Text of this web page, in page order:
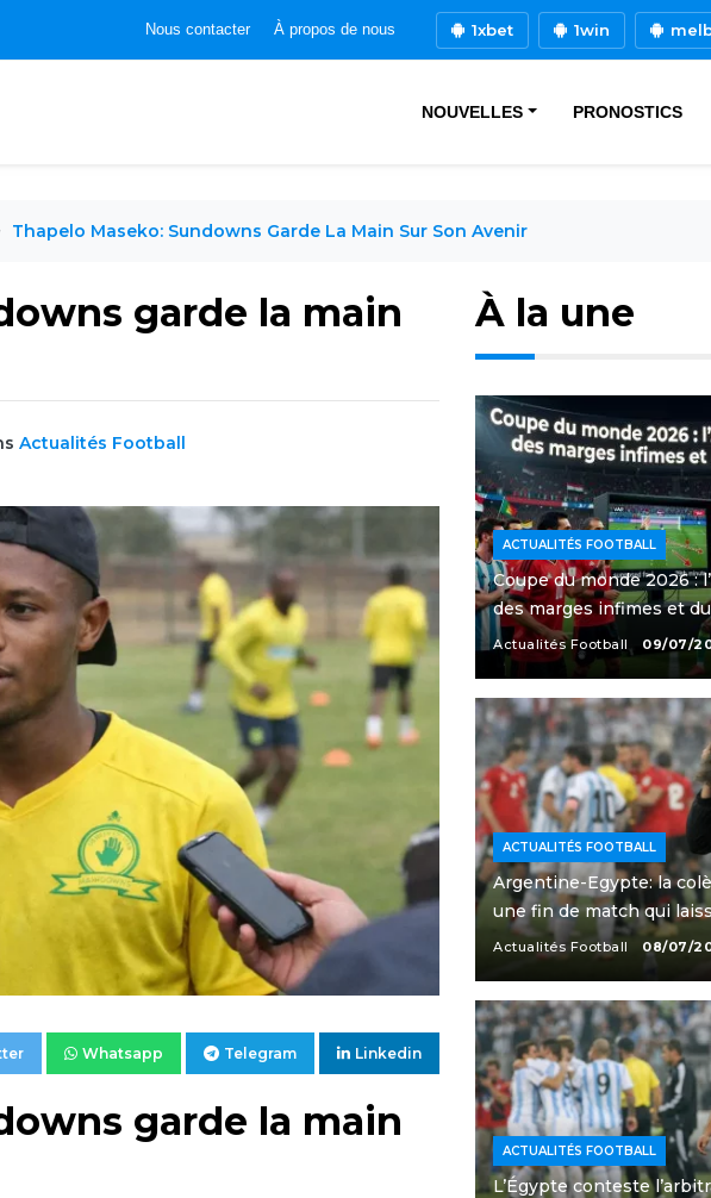
Nous contacter À propos de nous 1xbet 1win
NOUVELLES PRONOSTICS
Thapelo Maseko: Sundowns Garde La Main Sur Son Avenir
garde la main
Actualités Football
Whatsapp Telegram Linkedin
garde la main
À la une
ACTUALITÉS FOOTBALL
Coupe du monde 2026 :
des marges infimes et
Actualités Football 09/07/
ACTUALITÉS FOOTBALL
Argentine-Egypte: la
une fin de match qui
Actualités Football 08/07/
ACTUALITÉS FOOTBALL
L’Égypte conteste